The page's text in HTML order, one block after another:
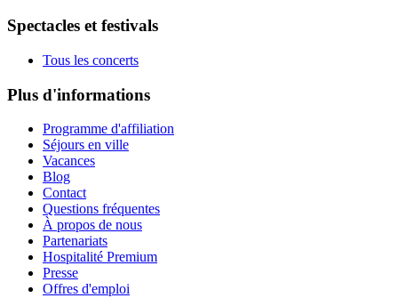
Spectacles et festivals
Tous les concerts
Plus d'informations
Programme d'affiliation
Séjours en ville
Vacances
Blog
Contact
Questions fréquentes
À propos de nous
Partenariats
Hospitalité Premium
Presse
Offres d'emploi